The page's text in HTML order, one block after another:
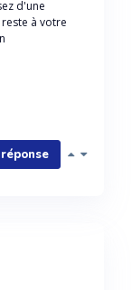
d'une
à votre